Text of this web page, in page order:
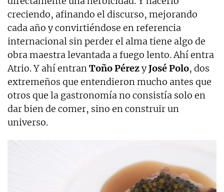
creciendo, afinando el discurso, mejorando
cada año y convirtiéndose en referencia
internacional sin perder el alma tiene algo de
obra maestra levantada a fuego lento. Ahí entra
Atrio. Y ahí entranToño PérezyJosé Polo, dos
extremeños que entendieron mucho antes que
otros que la gastronomía no consistía solo en
dar bien de comer, sino en construir un
universo.